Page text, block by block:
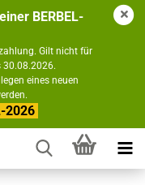
BERBEL-
Gilt nicht für
30.08.2026.
eines neuen
2026